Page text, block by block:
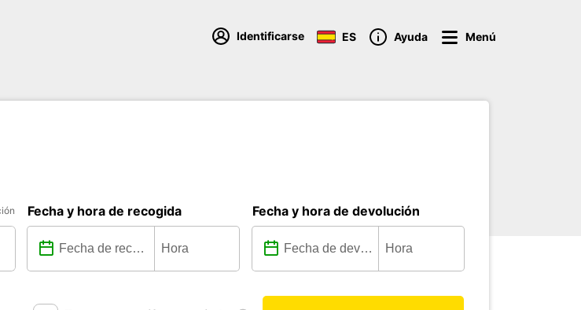
Identificarse ES Ayuda Menú
Fecha y hora de recogida Fecha y hora de devolución